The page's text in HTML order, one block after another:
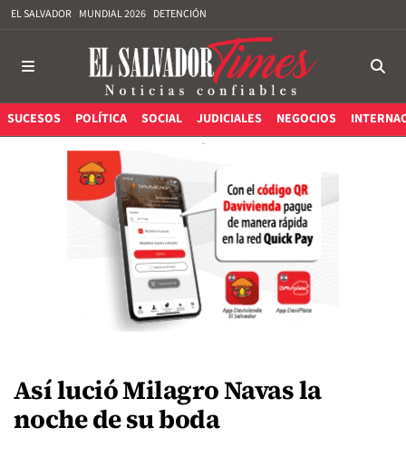
EL SALVADOR MUNDIAL 2026 DETENCIÓN
SUCESOS POLÍTICA SOCIAL JUDICIALES NEGOCIOS
Así lució Milagro Navas la
noche de su boda